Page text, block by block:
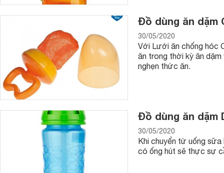
Đồ dùng ăn dặm
30/05/2020
Với Lưới ăn chống hóc
ăn trong thời kỳ ăn
nghẹn thức ăn.
Đồ dùng ăn dặm
30/05/2020
Khi chuyển từ uống
có ống hút sẽ thực sự